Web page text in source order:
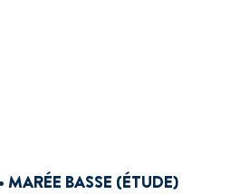
MARÉE BASSE (ÉTUDE)